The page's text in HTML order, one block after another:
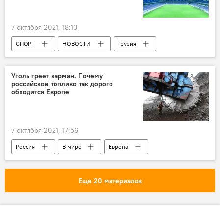
7 октября 2021, 18:13
СПОРТ НОВОСТИ
Грузия
Батуми
Футбол
Сборная Грузии по футболу
Уголь греет карман. Почему
российское топливо так дорого
обходится Европе
7 октября 2021, 17:56
Россия В мире
Европа
газ
Еще 20 материалов